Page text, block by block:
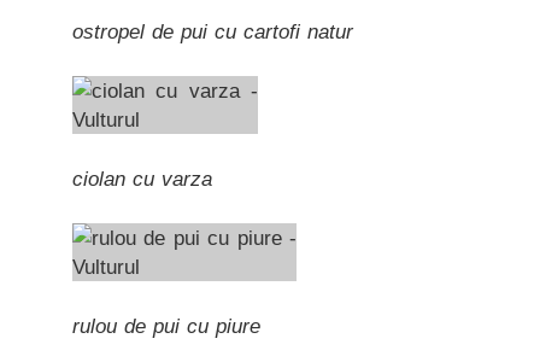
ostropel de pui cu cartofi natur
ciolan cu varza
rulou de pui cu piure